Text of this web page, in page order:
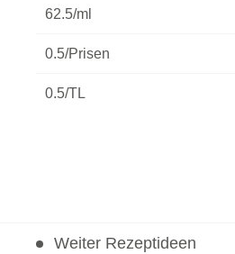
62.5/ml
0.5/Prisen
0.5/TL
Weiter Rezeptideen